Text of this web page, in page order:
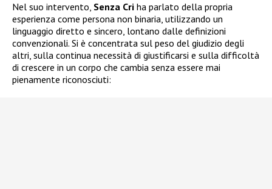
Nel suo intervento, Senza Cri ha parlato della propria
esperienza come persona non binaria, utilizzando un
linguaggio diretto e sincero, lontano dalle definizioni
convenzionali. Si è concentrata sul peso del giudizio degli
altri, sulla continua necessità di giustificarsi e sulla difficoltà
di crescere in un corpo che cambia senza essere mai
pienamente riconosciuti: